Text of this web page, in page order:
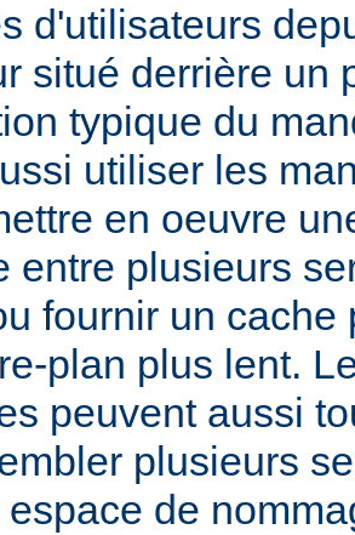
d'utilisateurs
situé derrière un
typique du
utiliser les
en oeuvre
entre plusieurs
fournir un cache
plan plus lent.
peuvent aussi
plusieurs
espace de